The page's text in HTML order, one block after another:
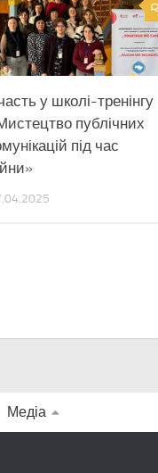
у школі-тренінгу
публічних
під час
Медіа